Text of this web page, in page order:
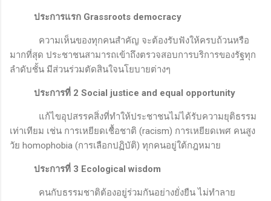
ประการแรก Grassroots democracy
ความเห็นของทุกคนสำคัญ จะต้องรับฟังให้ครบถ้วนหรือ
มากที่สุด ประชาชนสามารถเข้าถึงตรวจสอบการบริการของรัฐทุก
ลำดับชั้น มีส่วนร่วมตัดสินใจนโยบายต่างๆ
ประการที่ 2 Social justice and equal opportunity
แก้ไขอุปสรรคสิ่งที่ทำให้ประชาชนไม่ได้รับความยุติธรรม
เท่าเทียม เช่น การเหยียดเชื้อชาติ (racism) การเหยียดเพศ คนสูง
วัย homophobia (การเลือกปฏิบัติ) ทุกคนอยู่ใต้กฎหมาย
ประการที่ 3 Ecological wisdom
คนกับธรรมชาติต้องอยู่ร่วมกันอย่างยั่งยืน ไม่ทำลาย